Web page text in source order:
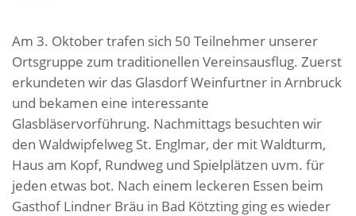
Am 3. Oktober trafen sich 50 Teilnehmer unserer
Ortsgruppe zum traditionellen Vereinsausflug. Zuerst
erkundeten wir das Glasdorf Weinfurtner in Arnbruck
und bekamen eine interessante
Glasbläservorführung. Nachmittags besuchten wir
den Waldwipfelweg St. Englmar, der mit Waldturm,
Haus am Kopf, Rundweg und Spielplätzen uvm. für
jeden etwas bot. Nach einem leckeren Essen beim
Gasthof Lindner Bräu in Bad Kötzting ging es wieder